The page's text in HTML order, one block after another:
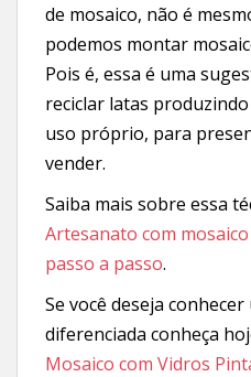
de mosaico, não é
podemos montar
Pois é, essa é uma
reciclar latas
uso próprio, para
vender.
Saiba mais sobre essa
Artesanato com
passo a passo.
Se você deseja
diferenciada conheça
Mosaico com Vidros